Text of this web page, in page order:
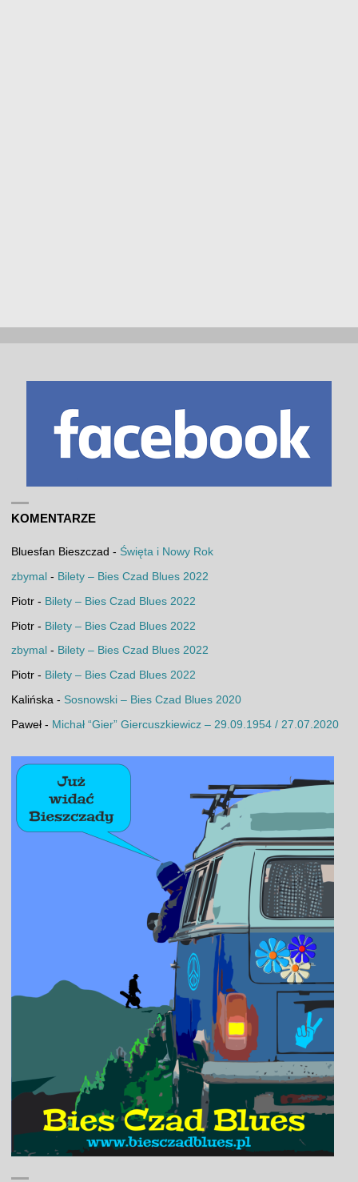
KOMENTARZE
Bluesfan Bieszczad - Święta i Nowy Rok
zbymal - Bilety – Bies Czad Blues 2022
Piotr- Bilety – Bies Czad Blues 2022
Piotr- Bilety – Bies Czad Blues 2022
zbymal - Bilety – Bies Czad Blues 2022
Piotr- Bilety – Bies Czad Blues 2022
Kalińska - Sosnowski – Bies Czad Blues 2020
Paweł- Michał “Gier” Giercuszkiewicz – 29.09.1954 / 27.07.2020